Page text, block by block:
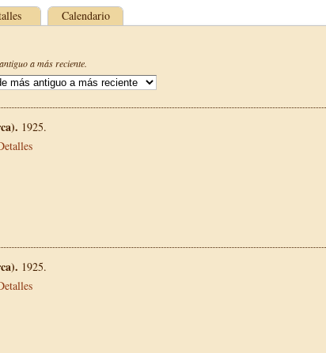
Calendario
a más reciente.
1925.
1925.